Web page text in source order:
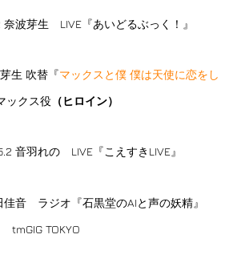
奈波芽生 LIVE『あいどるぶっく！』
生 吹替『マックスと僕 僕は天使に恋をし
ックス役 （ヒロイン）
音羽れの LIVE『こえすきLIVE』
佳音 ラジオ『石黒堂のAIと声の妖精』
tmGIG TOKYO